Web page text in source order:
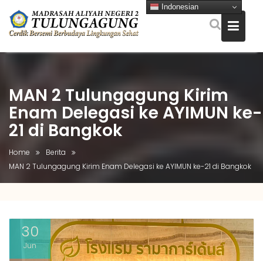
MAN 2 Tulungagung Kirim
Enam Delegasi ke AYIMUN ke-
21 di Bangkok
Home
Berita
MAN 2 Tulungagung Kirim Enam Delegasi ke AYIMUN ke-21 di Bangkok
30
Jun
Indonesian